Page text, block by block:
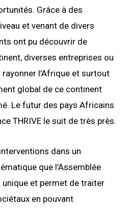
Grâce à des
et venant de divers
ont pu découvrir de
diverses entreprises ou
l’Afrique et surtout
global de ce continent
Le futur des pays Africains
THRIVE le suit de très près.
dans un
que l’Assemblée
et permet de traiter
en pouvant